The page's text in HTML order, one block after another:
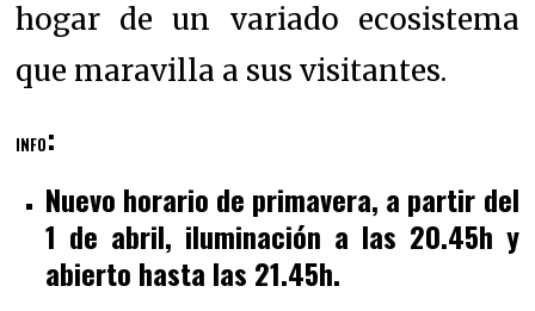
hogar de un variado ecosistema
que maravilla a sus visitantes.
INFO:
Nuevo horario de primavera, a partir del
1 de abril, iluminación a las 20.45h y
abierto hasta las 21.45h.